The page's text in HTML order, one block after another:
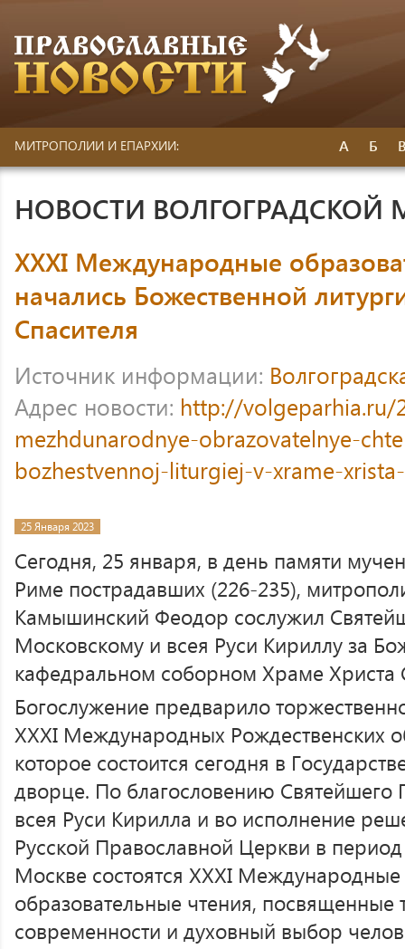
МИТРОПОЛИИ И ЕПАРХИИ: А Б
НОВОСТИ
XXXI Международные
начались Божественной
Спасителя
Источник информации:
Адрес новости: http://volgeparhia.ru/
mezhdunarodnye-obrazovatelnye-
bozhestvennoj-liturgiej-v-xrame-
25 Января 2023
Сегодня, 25 января, в день памяти
Риме пострадавших (226-235),
Камышинский Феодор сослужил
Московскому и всея Руси Кириллу за
кафедральном соборном Храме Христа
Богослужение предварило
XXXI Международных Рождественских
которое состоится сегодня в
дворце. По благословению Святейшего
всея Руси Кирилла и во исполнение
Русской Православной Церкви в
Москве состоятся XXXI
образовательные чтения,
современности и духовный выбор